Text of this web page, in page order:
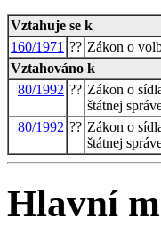
Vztahuje se k
160/1971 ?? Zákon o
Vztahováno k
80/1992 ?? Zákon o
štátnej
80/1992 ?? Zákon o
štátnej
Hlavní